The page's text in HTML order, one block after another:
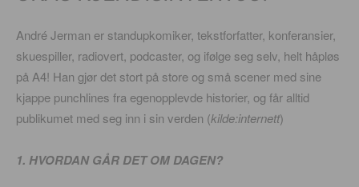
André Jerman er standupkomiker, tekstforfatter, konferansier,
skuespiller, radiovert, podcaster, og ifølge seg selv, helt håpløs
på A4! Han gjør det stort på store og små scener med sine
kjappe punchlines fra egenopplevde historier, og får alltid
publikumet med seg inn i sin verden (kilde:internett)
1. HVORDAN GÅR DET OM DAGEN?